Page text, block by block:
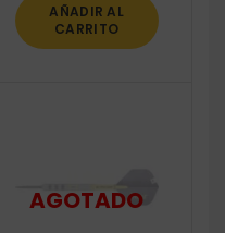
AÑADIR AL
CARRITO